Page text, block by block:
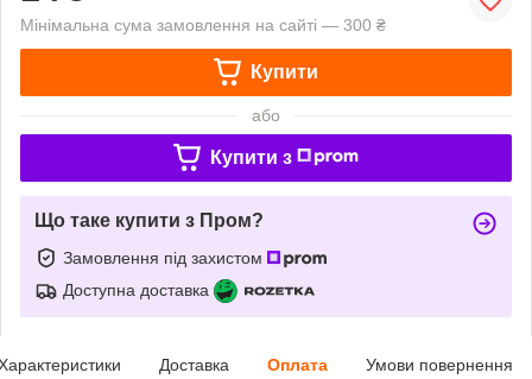
Мінімальна сума замовлення на сайті — 300 ₴
Купити
або
Купити з
Що таке купити з Пром?
Замовлення під захистом
Доступна доставка
Доставка Оплата Умови повернення